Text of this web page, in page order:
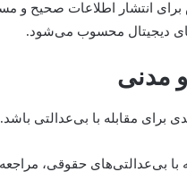
برای انتشار اطلاعات صحیح و
دیجیتال محسوب می‌شود.
برای مقابله با بی‌عدالتی باشد.
با بی‌عدالتی‌های حقوقی، مراجعه